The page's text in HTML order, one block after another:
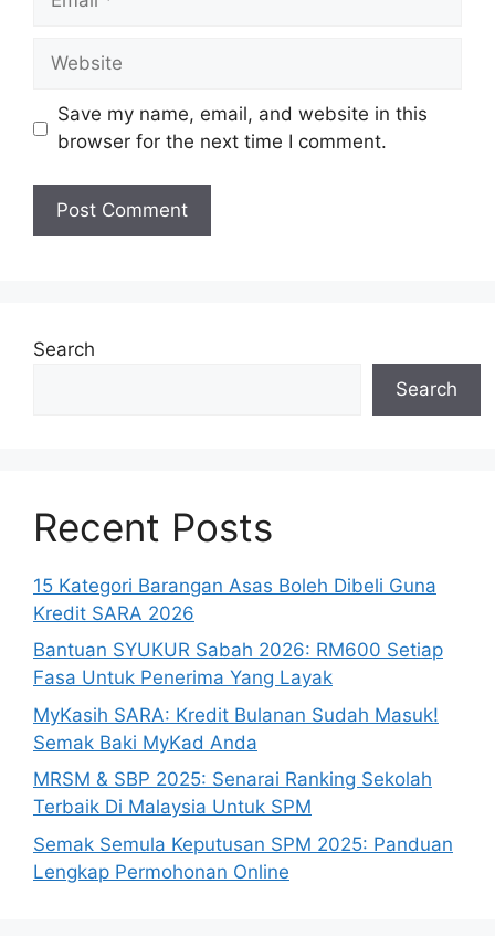
Website
Save my name, email, and website in this
browser for the next time I comment.
Search
Search
Recent Posts
15 Kategori Barangan Asas Boleh Dibeli Guna
Kredit SARA 2026
Bantuan SYUKUR Sabah 2026: RM600 Setiap
Fasa Untuk Penerima Yang Layak
MyKasih SARA: Kredit Bulanan Sudah Masuk!
Semak Baki MyKad Anda
MRSM & SBP 2025: Senarai Ranking Sekolah
Terbaik Di Malaysia Untuk SPM
Semak Semula Keputusan SPM 2025: Panduan
Lengkap Permohonan Online